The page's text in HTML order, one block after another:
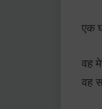
एक
वह
वह